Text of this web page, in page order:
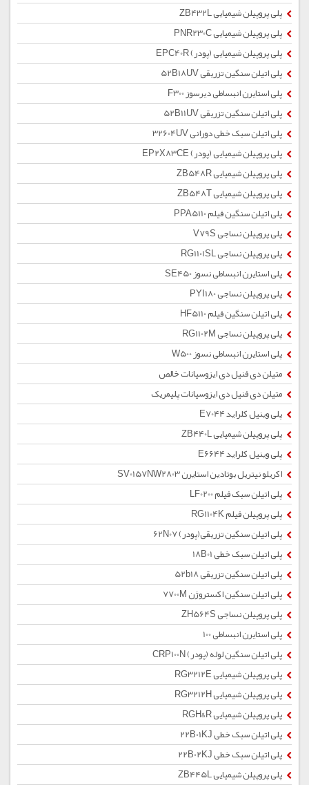
پلی پروپیلن شیمیایی ZB432L
پلی پروپیلن شیمیایی PNR230C
پلی پروپیلن شیمیایی (پودر) EPC40R
پلی اتیلن سنگین تزریقی 52B18UV
پلی استایرن انبساطی دیرسوز F300
پلی اتیلن سنگین تزریقی 52B11UV
پلی اتیلن سبک خطی دورانی 32604UV
پلی پروپیلن شیمیایی (پودر) EP2X83CE
پلی پروپیلن شیمیایی ZB548R
پلی پروپیلن شیمیایی ZB548T
پلی اتیلن سنگین فیلم PPA5110
پلی پروپیلن نساجی V79S
پلی پروپیلن نساجی RG1101SL
پلی استایرن انبساطی نسوز SE450
پلی پروپیلن نساجی PYI180
پلی اتیلن سنگین فیلم HF5110
پلی پروپیلن نساجی RG1102M
پلی استایرن انبساطی نسوز W500
متیلن دی فنیل دی ایزوسیانات خالص
متیلن دی فنیل دی ایزوسیانات پلیمریک
پلی وینیل کلراید E7044
پلی پروپیلن شیمیایی ZB440L
پلی وینیل کلراید E6644
اکریلو نیتریل بوتادین استایرن SV0157NW2803
پلی اتیلن سبک فیلم LF0200
پلی پروپیلن فیلم RG1104K
پلی اتیلن سنگین تزریقی(پودر) 62N07
پلی اتیلن سبک خطی 18B01
پلی اتیلن سنگین تزریقی 52b18
پلی اتیلن سنگین اکستروژن 7700M
پلی پروپیلن نساجی ZH564S
پلی استایرن انبساطی 100
پلی اتیلن سنگین لوله (پودر) CRP100N
پلی پروپیلن شیمیایی RG3212E
پلی پروپیلن شیمیایی RG3212H
پلی پروپیلن شیمیایی RGH&R
پلی اتیلن سبک خطی 22B01KJ
پلی اتیلن سبک خطی 22B02KJ
پلی پروپیلن شیمیایی ZB445L